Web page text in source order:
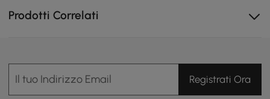
Prodotti Correlati
Il tuo Indirizzo Email Registrati Ora